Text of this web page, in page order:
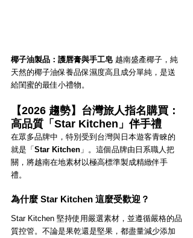
椰子油製品：護唇膏與手工皂 越南盛產椰子，純
天然的椰子油保養品保濕度高且成分單純，是送
給閨蜜的最佳小禮物。
【2026 趨勢】台灣旅人指名購買：
高品質「Star Kitchen」伴手禮
在眾多品牌中，特別受到台灣與日本遊客青睞的
就是「 Star Kitchen 」。這個品牌由日系職人把
關，將越南在地素材以極高標準製成精緻伴手
禮。
為什麼 Star Kitchen 這麼受歡迎？
Star Kitchen 堅持使用嚴選素材，並遵循嚴格的品
質控管。不論是果乾還是堅果，都盡量減少添加